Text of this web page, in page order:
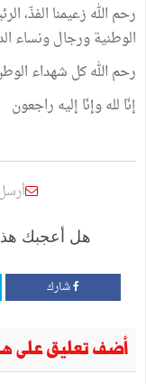
رحم الله زعيمنا الفذّ،
الوطنية ورجال ونساء
رحم الله كل شهداء
إنّا لله وإنّا إليه راجعون
هل أعجبك
شارك
أضف تعليق على